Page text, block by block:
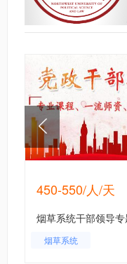
450-550/人/天
烟草系统干部领导
烟草系统